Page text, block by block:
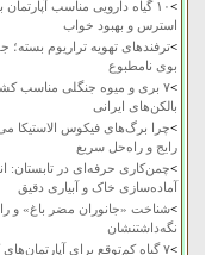
>
۱۰ گیاه دارویی مناسب
استرس و بهبود خواب
>ترفندهای تهویه تراریوم بسته؛
بوی نامطبوع
>
۷ بری و میوه جنگلی مناسب
بالکن‌های ایرانی
>
رایج و راه‌حل سریع
>چمن‌کاری حرفه‌ای در تابستان:
آماده‌سازی خاک و آبیاری دقیق
>شناخت «جانوران مضر باغ» و
نگه‌داشتنشان
>
۷ گیاه کم‌توقع برای